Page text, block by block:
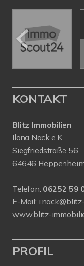
KONTAKT
Blitz Immobilien
Ilona Nack e.K.
Siegfriedstraße 56
64646 Heppenheim
Telefon: 06252 59
E-Mail:
www.blitz-
PROFIL